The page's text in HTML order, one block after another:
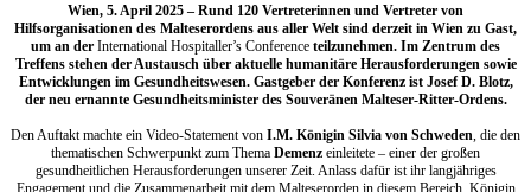
Wien, 5. April 2025 – Rund 120 Vertreterinnen und Vertreter von
Hilfsorganisationen des Malteserordens aus aller Welt sind derzeit in Wien zu Gast,
um an der International Hospitaller’s Conference teilzunehmen. Im Zentrum des
Treffens stehen der Austausch über aktuelle humanitäre Herausforderungen sowie
Entwicklungen im Gesundheitswesen. Gastgeber der Konferenz ist Josef D. Blotz,
der neu ernannte Gesundheitsminister des Souveränen Malteser-Ritter-Ordens.
Den Auftakt machte ein Video-Statement von I.M. Königin Silvia von Schweden , die den
thematischen Schwerpunkt zum Thema Demenz einleitete – einer der großen
gesundheitlichen Herausforderungen unserer Zeit. Anlass dafür ist ihr langjähriges
Engagement und die Zusammenarbeit mit dem Malteserorden in diesem Bereich. Königin